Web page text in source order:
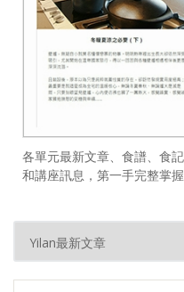
各單元最新文章、食譜、食
和講座訊息，第一手完整掌握